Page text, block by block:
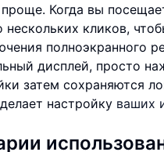
Когда вы
кликов,
полноэкранного
дисплей, просто
затем сохраняются
настройку ваших